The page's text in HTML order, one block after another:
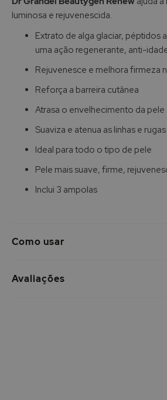
Galeria
de
imagens
luminosa e rejuvenescida.
Extrato de alga glaciar,
uma ação regenerante, anti-
Rejuvenesce e melhora firmeza
Reforça a barreira cutânea
Atrasa o envelhecimento da pele
Suaviza e atenua as linhas e
Ideal para todo o tipo de pele
Pele mais suave, firme,
Inclui 3 ampolas
Como usar
Avaliações